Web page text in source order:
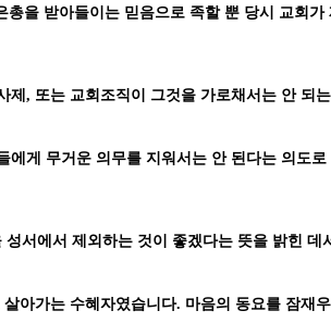
을 받아들이는 믿음으로 족할 뿐 당시 교회
, 또는 교회조직이 그것을 가로채서는 안 되
게 무거운 의무를 지워서는 안 된다는 의도
서에서 제외하는 것이 좋겠다는 뜻을 밝힌 데
아가는 수혜자였습니다. 마음의 동요를 잠재